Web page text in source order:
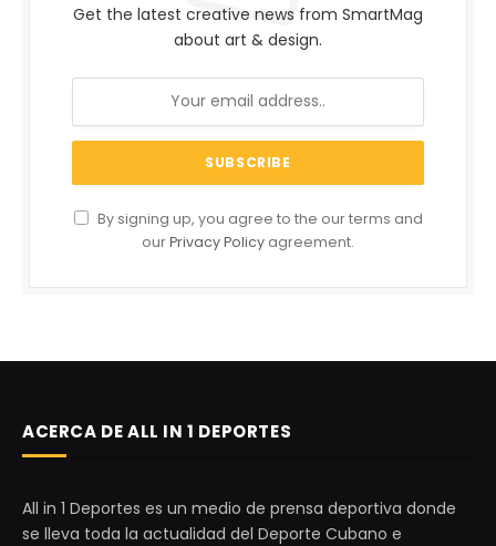
Get the latest creative news from SmartMag
about art & design.
By signing up, you agree to the our terms and
ourPrivacy Policy agreement.
ACERCA DE ALL IN 1 DEPORTES
All in 1 Deportes es un medio de prensa deportiva donde
se lleva toda la actualidad del Deporte Cubano e